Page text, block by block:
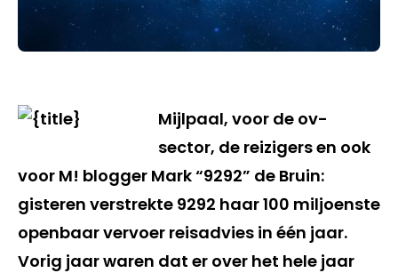
Mijlpaal, voor de ov-
sector, de reizigers en ook
voor M! blogger Mark “9292” de Bruin:
gisteren verstrekte 9292 haar 100 miljoenste
openbaar vervoer reisadvies in één jaar.
Vorig jaar waren dat er over het hele jaar